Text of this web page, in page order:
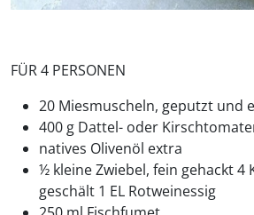
FÜR 4 PERSONEN
20 Miesmuscheln, geputzt und
400 g Dattel- oder
natives Olivenöl extra
½ kleine Zwiebel, fein gehackt 4
geschält 1 EL Rotweinessig